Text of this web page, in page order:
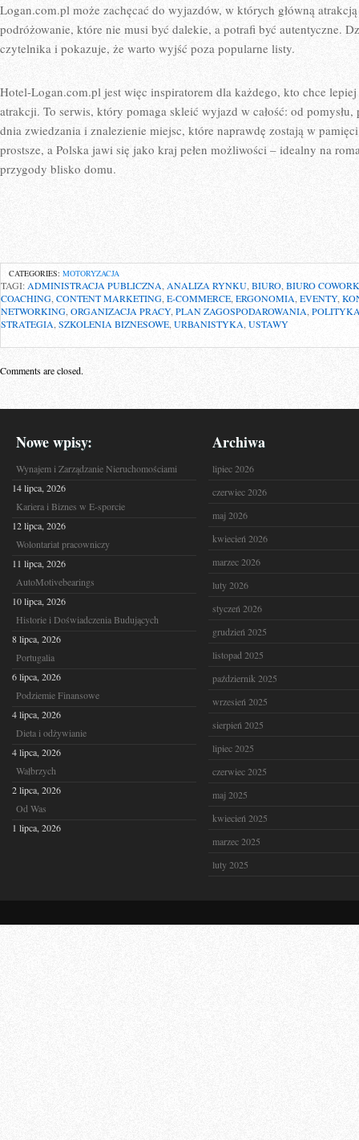
Logan.com.pl może zachęcać do wyjazdów, w których główną
podróżowanie, które nie musi być dalekie, a potrafi być autentyczne.
czytelnika i pokazuje, że warto wyjść poza popularne listy.
Hotel-Logan.com.pl jest więc inspiratorem dla każdego, kto chce
atrakcji. To serwis, który pomaga skleić wyjazd w całość: od
dnia zwiedzania i znalezienie miejsc, które naprawdę zostają w
prostsze, a Polska jawi się jako kraj pełen możliwości – idealny na
przygody blisko domu.
CATEGORIES: MOTORYZACJA
TAGI: ADMINISTRACJA PUBLICZNA ANALIZA RYNKU BIURO BIURO
COACHING CONTENT MARKETING E-COMMERCE ERGONOMIA EVENTY,
NETWORKING ORGANIZACJA PRACY, PLAN ZAGOSPODAROWANIA
STRATEGIA SZKOLENIA BIZNESOWE URBANISTYKA USTAWY
Comments are closed.
Nowe wpisy:
Wynajem i Zarządzanie Nieruchomościami
14 lipca, 2026
Kariera i Biznes w E-sporcie
12 lipca, 2026
Wolontariat pracowniczy
11 lipca, 2026
AutoMotivebearings
10 lipca, 2026
Historie i Doświadczenia Budujących
8 lipca, 2026
Portugalia
6 lipca, 2026
Podziemie Finansowe
4 lipca, 2026
Dieta i odżywianie
4 lipca, 2026
Wałbrzych
2 lipca, 2026
Od Was
1 lipca, 2026
Archiwa
lipiec 2026
czerwiec 2026
maj 2026
kwiecień 2026
marzec 2026
luty 2026
styczeń 2026
grudzień 2025
listopad 2025
październik 2025
wrzesień 2025
sierpień 2025
lipiec 2025
czerwiec 2025
maj 2025
kwiecień 2025
marzec 2025
luty 2025